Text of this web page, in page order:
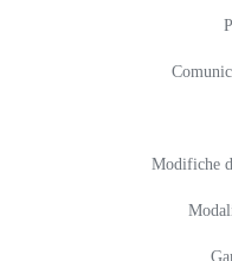
Modifiche